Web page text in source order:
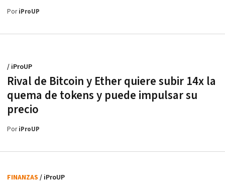
PoriProUP
Rival de Bitcoin y Ether quiere subir 14x la
quema de tokens y puede impulsar su
precio
/ iProUP
PoriProUP
FINANZAS / iProUP